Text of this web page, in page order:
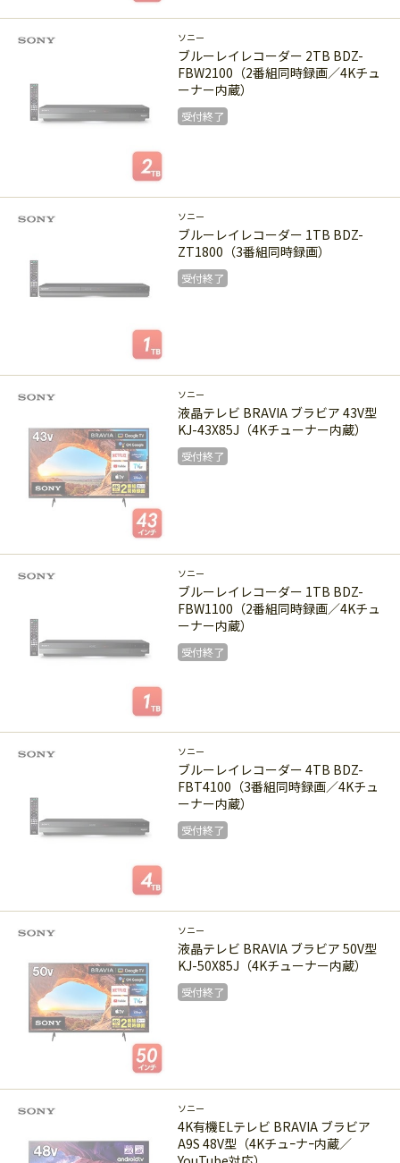
受付終了
ソニー
ブルーレイレコーダー 2TB BDZ-
FBW2100（2番組同時録画／4Kチュ
ーナー内蔵）
受付終了
受付終了
ソニー
ブルーレイレコーダー 1TB BDZ-
ZT1800（3番組同時録画）
受付終了
受付終了
ソニー
液晶テレビ BRAVIA ブラビア 43V型
KJ-43X85J（4Kチューナー内蔵）
受付終了
受付終了
ソニー
ブルーレイレコーダー 1TB BDZ-
FBW1100（2番組同時録画／4Kチュ
ーナー内蔵）
受付終了
受付終了
ソニー
ブルーレイレコーダー 4TB BDZ-
FBT4100（3番組同時録画／4Kチュ
ーナー内蔵）
受付終了
受付終了
ソニー
液晶テレビ BRAVIA ブラビア 50V型
KJ-50X85J（4Kチューナー内蔵）
受付終了
受付終了
ソニー
4K有機ELテレビ BRAVIA ブラビア
A9S 48V型（4Kチュｰナｰ内蔵／